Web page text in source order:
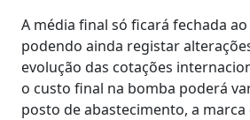
A média final só ficará fechada
podendo ainda registar
evolução das cotações
o custo final na bomba poderá
posto de abastecimento, a marca